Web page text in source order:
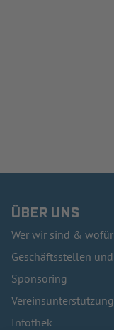
ÜBER UNS
Wer wir sind &
Geschäftsstellen
Sponsoring
Vereinsunterstützung
Infothek